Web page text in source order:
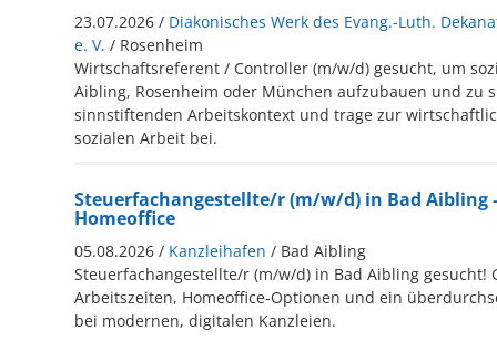
23.07.2026 / Diakonisches Werk des Evang.-Luth.
e. V. / Rosenheim
Wirtschaftsreferent / Controller (m/w/d) gesucht, um
Aibling, Rosenheim oder München aufzubauen und zu
sinnstiftenden Arbeitskontext und trage zur
sozialen Arbeit bei.
Steuerfachangestellte/r (m/w/d) in Bad Aibling
Homeoffice
05.08.2026 / Kanzleihafen / Bad Aibling
Steuerfachangestellte/r (m/w/d) in Bad Aibling gesucht!
Arbeitszeiten, Homeoffice-Optionen und ein
bei modernen, digitalen Kanzleien.